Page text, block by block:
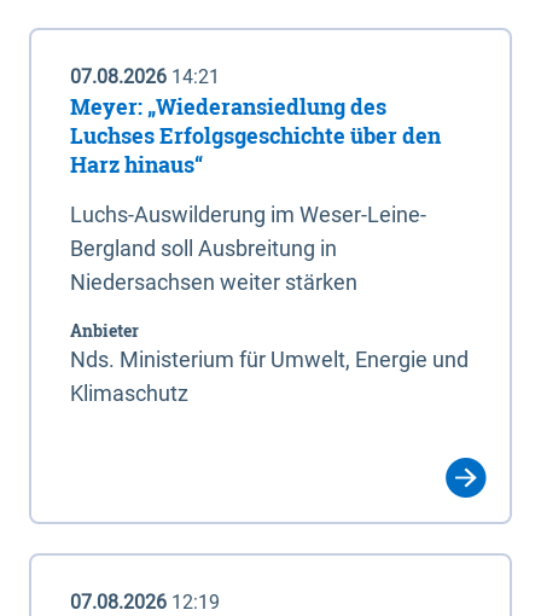
07.08.2026 14:21
Meyer: „Wiederansiedlung des
Luchses Erfolgsgeschichte über den
Harz hinaus“
Luchs-Auswilderung im Weser-Leine-
Bergland soll Ausbreitung in
Niedersachsen weiter stärken
Anbieter
Nds. Ministerium für Umwelt, Energie und
Klimaschutz
07.08.2026 12:19